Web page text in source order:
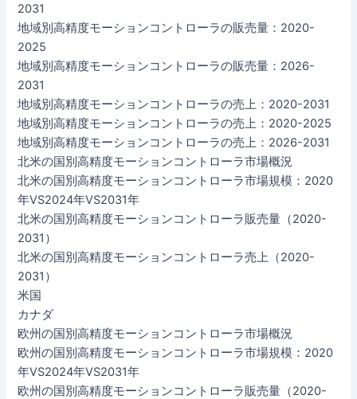
2031
地域別高精度モーションコントローラの販売量：2020-
2025
地域別高精度モーションコントローラの販売量：2026-
2031
地域別高精度モーションコントローラの売上：2020-2031
地域別高精度モーションコントローラの売上：2020-2025
地域別高精度モーションコントローラの売上：2026-2031
北米の国別高精度モーションコントローラ市場概況
北米の国別高精度モーションコントローラ市場規模：2020
年VS2024年VS2031年
北米の国別高精度モーションコントローラ販売量（2020-
2031）
北米の国別高精度モーションコントローラ売上（2020-
2031）
米国
カナダ
欧州の国別高精度モーションコントローラ市場概況
欧州の国別高精度モーションコントローラ市場規模：2020
年VS2024年VS2031年
欧州の国別高精度モーションコントローラ販売量（2020-